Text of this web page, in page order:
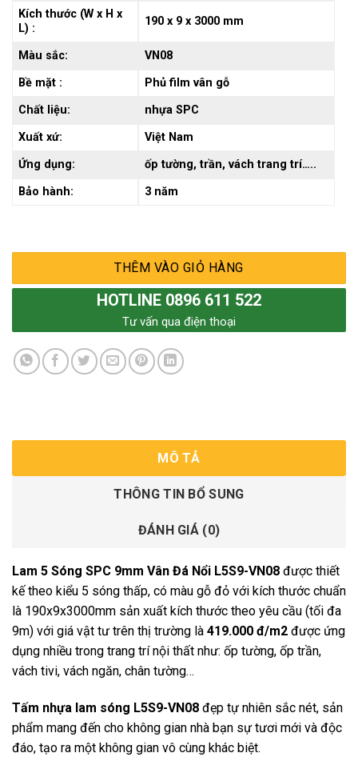
Kích thước (W x H x
L) :
190 x 9 x 3000 mm
Màu sắc:
VN08
Bề mặt :
Phủ film vân gỗ
Chất liệu:
nhựa SPC
Xuất xứ:
Việt Nam
Ứng dụng:
ốp tường, trần, vách trang trí…..
Bảo hành:
3 năm
THÊM VÀO GIỎ HÀNG
HOTLINE 0896 611 522
Tư vấn qua điện thoại
MÔ TẢ
THÔNG TIN BỔ SUNG
ĐÁNH GIÁ (0)
Lam 5 Sóng SPC 9mm Vân Đá Nổi L5S9-VN08 được thiết
kế theo kiểu 5 sóng thấp, có màu gỗ đỏ với kích thước chuẩn
là 190x9x3000mm sản xuất kích thước theo yêu cầu (tối đa
9m) với giá vật tư trên thị trường là 419.000 đ/m2 được ứng
dụng nhiều trong trang trí nội thất như: ốp tường, ốp trần,
vách tivi, vách ngăn, chân tường…
Tấm nhựa lam sóng L5S9-VN08 đẹp tự nhiên sắc nét, sản
phẩm mang đến cho không gian nhà bạn sự tươi mới và độc
đáo, tạo ra một không gian vô cùng khác biệt.